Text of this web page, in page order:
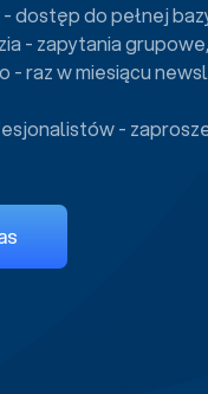
dostęp do pełnej
- zapytania
- raz w miesiącu
-